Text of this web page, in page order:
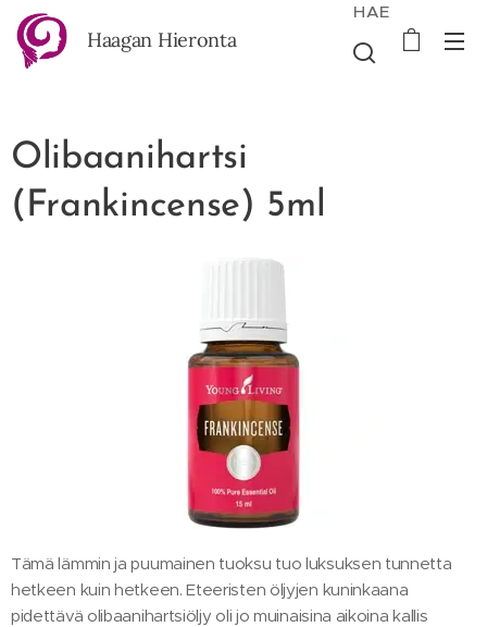
Haagan Hieronta
HAE
Olibaanihartsi
(Frankincense) 5ml
Tämä lämmin ja puumainen tuoksu tuo luksuksen tunnetta
hetkeen kuin hetkeen. Eteeristen öljyjen kuninkaana
pidettävä olibaanihartsiöljy oli jo muinaisina aikoina kallis